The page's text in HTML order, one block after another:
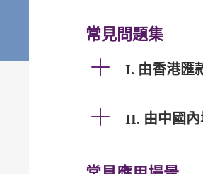
常見問題集
I. 由香港匯
II. 由中國內